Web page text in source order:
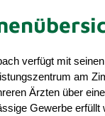
verfügt mit
am
Ärzten über
Gewerbe erfüllt